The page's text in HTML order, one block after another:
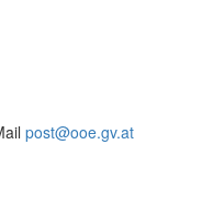
post@ooe.gv.at